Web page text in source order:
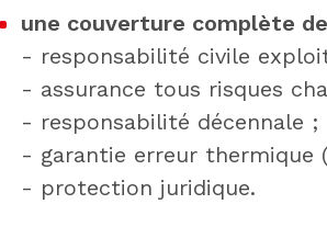
une couverture complète
- responsabilité civile
- assurance tous risques
- responsabilité décennale ;
- garantie erreur thermique
- protection juridique.